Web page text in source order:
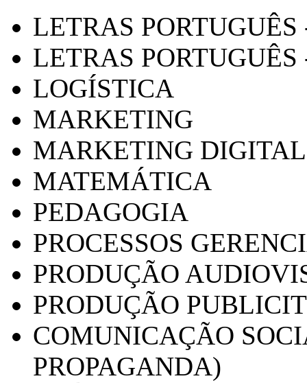
LETRAS
LETRAS PORTUGUÊS
LOGÍSTICA
MARKETING
MARKETING DIGITAL
MATEMÁTICA
PEDAGOGIA
PROCESSOS
PRODUÇÃO
PRODUÇÃO
COMUNICAÇÃO
PROPAGANDA)